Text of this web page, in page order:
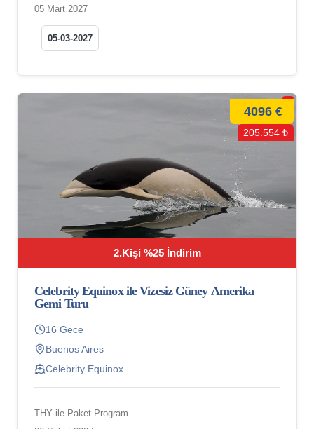
05 Mart 2027
05-03-2027
2.Kişi %25 İndirim
4096 €
205.554 ₺
Celebrity Equinox ile Vizesiz Güney Amerika
Gemi Turu
16 Gece
Buenos Aires
Celebrity Equinox
THY ile Paket Program